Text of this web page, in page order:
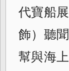
代寶船
飾）聽
幫與海